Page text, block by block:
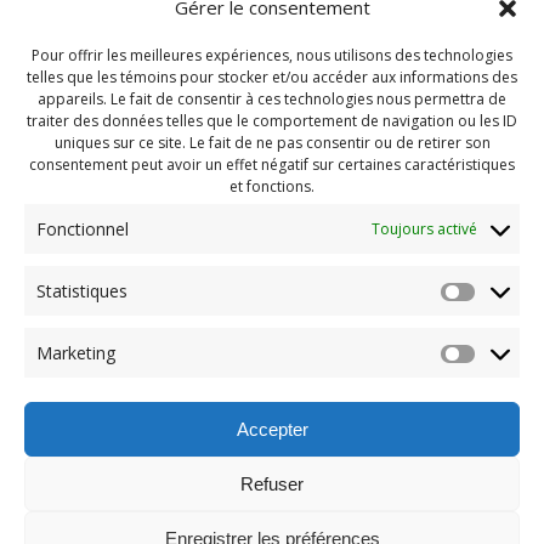
Gérer le consentement
Pour offrir les meilleures expériences, nous utilisons des technologies
telles que les témoins pour stocker et/ou accéder aux informations des
appareils. Le fait de consentir à ces technologies nous permettra de
traiter des données telles que le comportement de navigation ou les ID
uniques sur ce site. Le fait de ne pas consentir ou de retirer son
consentement peut avoir un effet négatif sur certaines caractéristiques
et fonctions.
Fonctionnel Toujours activé
Statistiques
Marketing
Accepter
Refuser
Enregistrer les préférences
Navigation
de
l'article
Previous:
post: